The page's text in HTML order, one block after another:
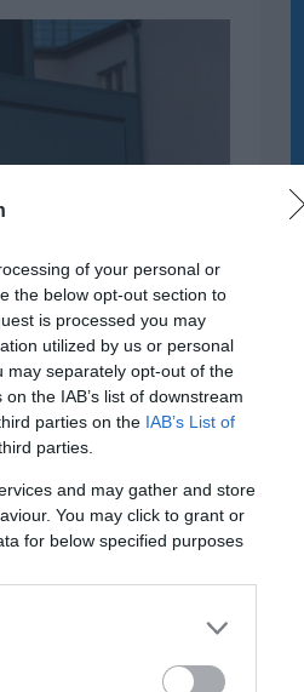
of your personal or
the below opt-out section to
is processed you may
utilized by us or personal
may separately opt-out of the
the IAB’s list of downstream
parties on the IAB’s List of
parties.
and may gather and store
You may click to grant or
for below specified purposes